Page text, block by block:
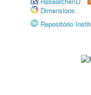
Dimensions
Repositório